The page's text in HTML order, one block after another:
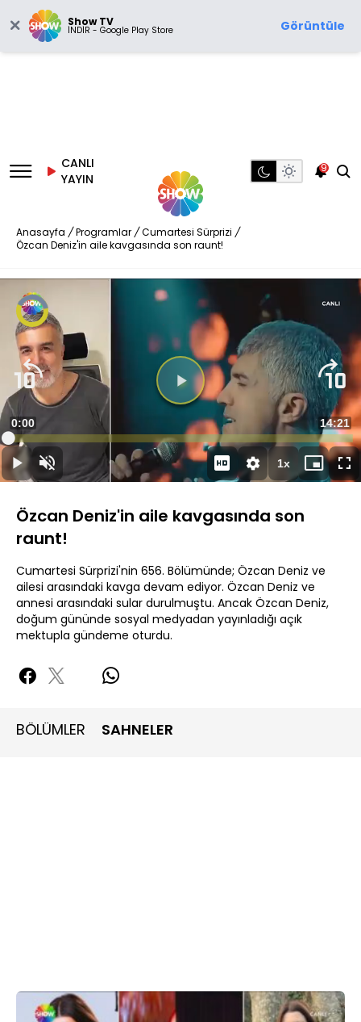
Show TV
İNDİR - Google Play Store Görüntüle
CANLI
YAYIN
9
Anasayfa / Programlar / Cumartesi Sürprizi /
Özcan Deniz'in aile kavgasında son raunt!
DuraklatSesi
Aç
Süre
0:00 Toplam
Süre
14:21
Yüklendi:
0.69%
1xOynatma
Hızı
Mini
oynatıcı
Özcan Deniz'in aile kavgasında son
raunt!
Cumartesi Sürprizi'nin 656. Bölümünde; Özcan Deniz ve
ailesi arasındaki kavga devam ediyor. Özcan Deniz ve
annesi arasındaki sular durulmuştu. Ancak Özcan Deniz,
doğum gününde sosyal medyadan yayınladığı açık
mektupla gündeme oturdu.
BÖLÜMLER SAHNELER